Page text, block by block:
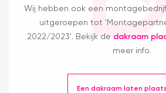
Wij hebben ook een
uitgeroepen tot
2022/2023'. Bekijk de dakraam
meer info.
Een dakraam laten